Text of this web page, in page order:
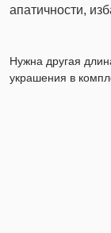
апатичности,
Нужна другая
украшения в